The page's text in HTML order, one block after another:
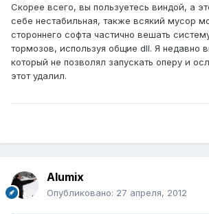
Скорее всего, вы пользуетесь виндой, а
себе нестабильная, также всякий мусор
стороннего софта частично вешать
тормозов, используя общие dll. Я недавно
который не позволял запускать оперу и
этот удалил.
Alumix
Опубликовано: 27 апреля, 2012